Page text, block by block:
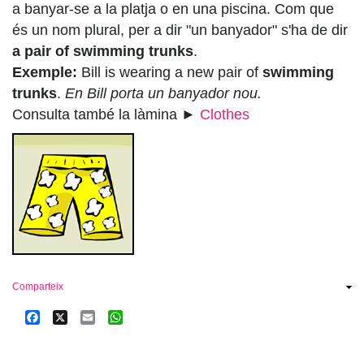
a banyar-se a la platja o en una piscina. Com que
és un nom plural, per a dir "un banyador" s'ha de dir
a pair of swimming trunks.
Exemple: Bill is wearing a new pair of swimming
trunks. En Bill porta un banyador nou.
Consulta també la làmina ► Clothes
Comparteix
Facebook Email